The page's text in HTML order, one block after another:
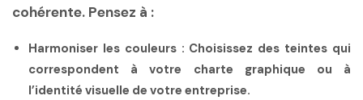
cohérente. Pensez à :
Harmoniser les couleurs : Choisissez des teintes qui
correspondent à votre charte graphique ou à
l’identité visuelle de votre entreprise.